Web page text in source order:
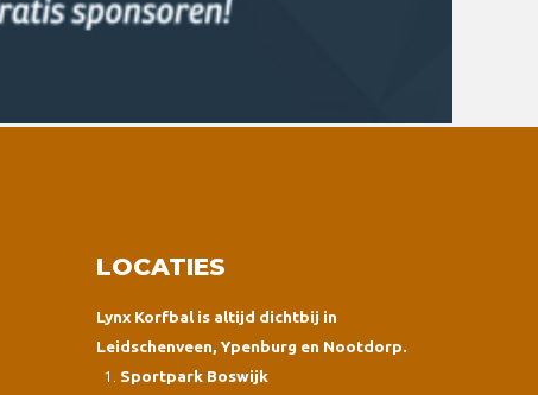
LOCATIES
Lynx Korfbal is altijd dichtbij in
Leidschenveen, Ypenburg en Nootdorp.
Sportpark Boswijk